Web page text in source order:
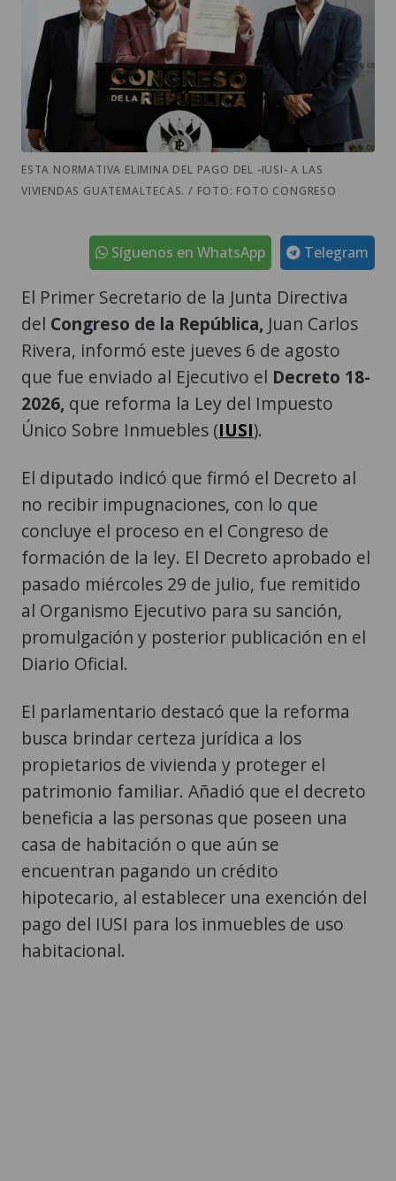
ESTA NORMATIVA ELIMINA DEL PAGO DEL -IUSI- A LAS
VIVIENDAS GUATEMALTECAS. / FOTO: FOTO CONGRESO
Telegram
Síguenos en WhatsApp
El Primer Secretario de la Junta Directiva
del Congreso de la República, Juan Carlos
Rivera, informó este jueves 6 de agosto
que fue enviado al Ejecutivo el Decreto 18-
2026, que reforma la Ley del Impuesto
Único Sobre Inmuebles (IUSI).
El diputado indicó que firmó el Decreto al
no recibir impugnaciones, con lo que
concluye el proceso en el Congreso de
formación de la ley. El Decreto aprobado el
pasado miércoles 29 de julio, fue remitido
al Organismo Ejecutivo para su sanción,
promulgación y posterior publicación en el
Diario Oficial.
El parlamentario destacó que la reforma
busca brindar certeza jurídica a los
propietarios de vivienda y proteger el
patrimonio familiar. Añadió que el decreto
beneficia a las personas que poseen una
casa de habitación o que aún se
encuentran pagando un crédito
hipotecario, al establecer una exención del
pago del IUSI para los inmuebles de uso
habitacional.